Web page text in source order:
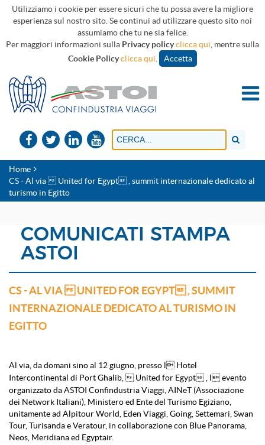
Utilizziamo i cookie per essere sicuri che tu possa avere la migliore
esperienza sul nostro sito. Se continui ad utilizzare questo sito noi
assumiamo che tu ne sia felice.
Per maggiori informazioni sulla Privacy policyclicca qui , mentre sulla
Cookie Policyclicca qui Accetta
Home
CS - Al via  United for Egypt , summit internazionale dedicato al
turismo in Egitto
COMUNICATI STAMPA
ASTOI
CS - AL VIA  UNITED FOR EGYPT , SUMMIT
INTERNAZIONALE DEDICATO AL TURISMO IN
EGITTO
Al via, da domani sino al 12 giugno, presso l Hotel
Intercontinental di Port Ghalib,  United for Egypt , l evento
organizzato da ASTOI Confindustria Viaggi, AINeT (Associazione
dei Network Italiani), Ministero ed Ente del Turismo Egiziano,
unitamente ad Alpitour World, Eden Viaggi, Going, Settemari, Swan
Tour, Turisanda e Veratour, in collaborazione con Blue Panorama,
Neos, Meridiana ed Egyptair.